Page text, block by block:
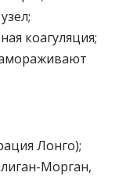
коагуляция;
Лонго);
Морган,